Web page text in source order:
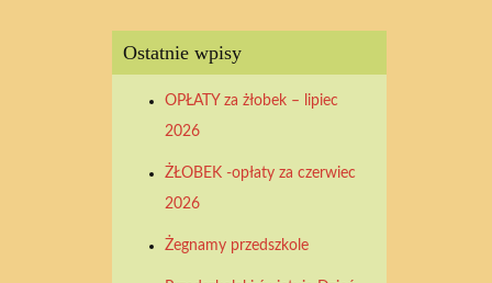
Ostatnie wpisy
OPŁATY za żłobek – lipiec
2026
ŻŁOBEK -opłaty za czerwiec
2026
Żegnamy przedszkole